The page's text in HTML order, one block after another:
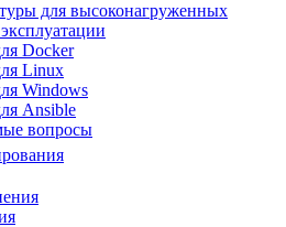
для высоконагруженных
Docker
Linux
Windows
Ansible
вопросы